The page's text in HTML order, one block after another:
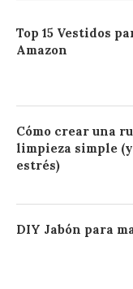
Top 15 Vestidos
Amazon
Cómo crear una
limpieza simple
estrés)
DIY Jabón para